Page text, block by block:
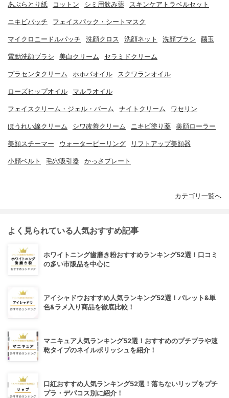
あぶらとり紙 コットン シミ用飲み薬 スキンケアトラベルセット
ニキビパッチ フェイスパック・シートマスク
マイクロニードルパッチ 洗顔クロス 洗顔ネット 洗顔ブラシ 繭玉
電動洗顔ブラシ 美白クリーム セラミドクリーム
プラセンタクリーム ホホバオイル スクワランオイル
ローズヒップオイル マルラオイル
フェイスクリーム・ジェル・バーム ナイトクリーム ワセリン
ほうれい線クリーム シワ改善クリーム ニキビ塗り薬 美顔ローラー
美顔スチーマー ウォーターピーリング リフトアップ美顔器
小顔ベルト 毛穴吸引器 かっさプレート
カテゴリ一覧へ
よく見られている人気おすすめ記事
ホワイトニング歯磨き粉おすすめランキング52選！口コミ
の多い市販品を中心に
アイシャドウおすすめ人気ランキング52選！パレット&単
色&ラメ入り商品を徹底比較！
マニキュア人気ランキング52選！おすすめのプチプラや速
乾タイプのネイルポリッシュを紹介！
口紅おすすめ人気ランキング52選！落ちないリップをプチ
プラ・デパコス別に紹介！